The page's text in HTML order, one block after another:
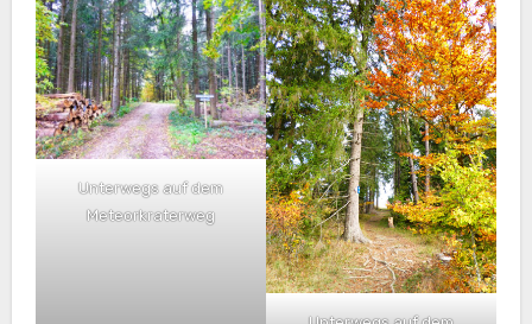
Unterwegs auf dem
Meteorkraterweg